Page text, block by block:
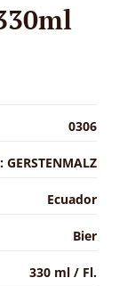
0306
Ecuador
Bier
330 ml / Fl.